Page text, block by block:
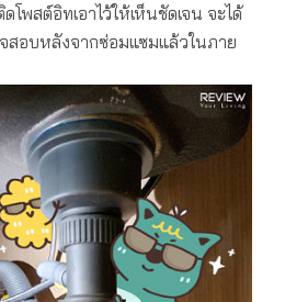
โพสต์อิทเอาไว้ให้เห็นชัดเจน จะได้
จสอบหลังจากซ่อมแซมแล้วในภาย